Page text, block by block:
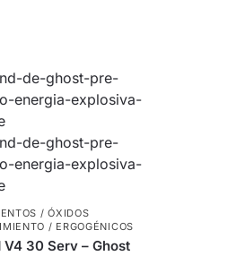
/ ÓXIDOS
/ ERGOGÉNICOS
V4 30 Serv – Ghost